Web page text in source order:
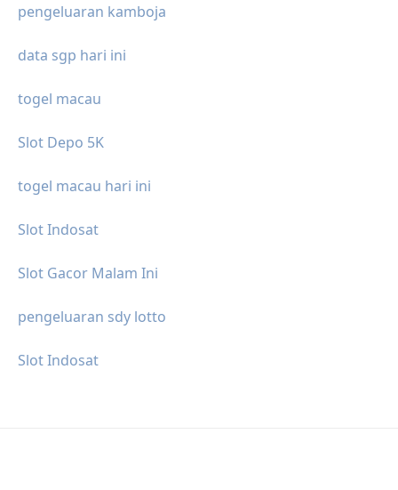
pengeluaran kamboja
data sgp hari ini
togel macau
Slot Depo 5K
togel macau hari ini
Slot Indosat
Slot Gacor Malam Ini
pengeluaran sdy lotto
Slot Indosat